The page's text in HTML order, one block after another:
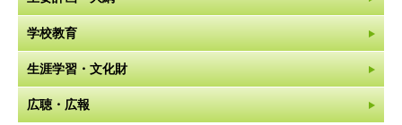
学校教育
生涯学習・文化財
広聴・広報